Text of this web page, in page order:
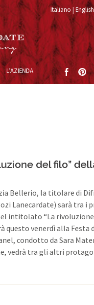
Italiano English
L’AZIENDA
del filo”
Bellerio, la titolare di
Lanecardate) sarà tra i
intitolato “La
questo venerdì alla Festa
condotto da Sara
vedrà tra gli altri